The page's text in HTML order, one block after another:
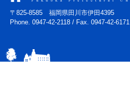
〒825-8585 福岡県田川市伊田4395
Phone. 0947-42-2118 / Fax. 0947-42-6171